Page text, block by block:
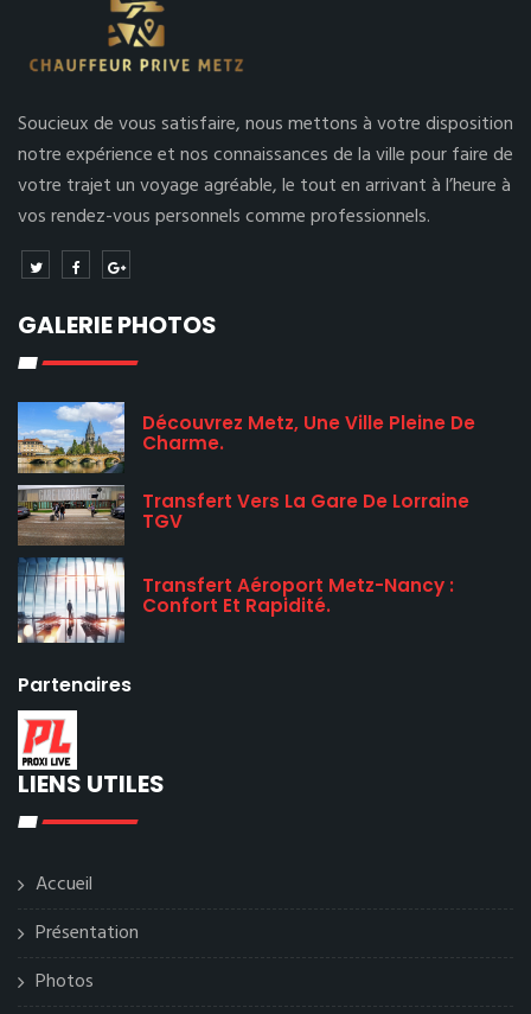
Soucieux de vous satisfaire, nous mettons à votre disposition
notre expérience et nos connaissances de la ville pour faire de
votre trajet un voyage agréable, le tout en arrivant à l’heure à
vos rendez-vous personnels comme professionnels.
GALERIE PHOTOS
Découvrez Metz, Une Ville Pleine De
Charme.
Transfert Vers La Gare De Lorraine
TGV
Transfert Aéroport Metz-Nancy :
Confort Et Rapidité.
Partenaires
LIENS UTILES
Accueil
Présentation
Photos